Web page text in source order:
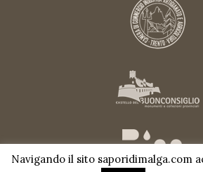
">
Navigando il sito saporidimalga.com